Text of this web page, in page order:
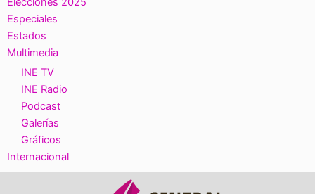
Especiales
Estados
Multimedia
INE TV
INE Radio
Podcast
Galerías
Gráficos
Internacional